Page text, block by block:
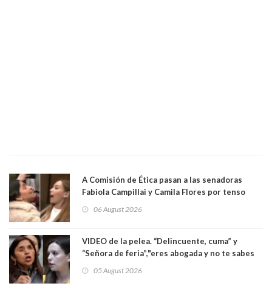
A Comisión de Ética pasan a las senadoras
Fabiola Campillai y Camila Flores por tenso
06 August 2026
VIDEO de la pelea. “Delincuente, cuma” y
“Señora de feria”,"eres abogada y no te sabes
senadoras Camila Flores y Fabiola Campillai en
05 August 2026